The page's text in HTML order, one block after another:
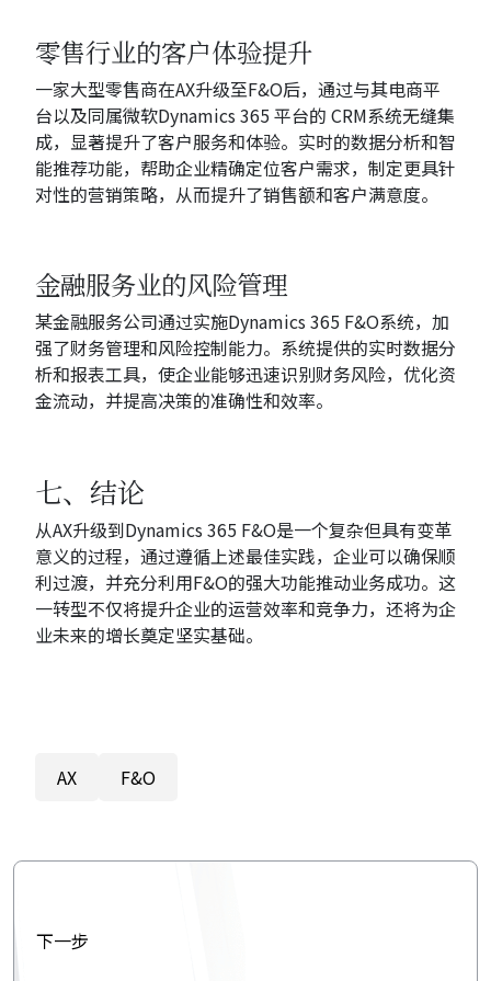
零售行业的客户体验提升
一家大型零售商在AX升级至F&O后，通过与其电商平
台以及同属微软Dynamics 365 平台的 CRM系统无缝集
成，显著提升了客户服务和体验。实时的数据分析和智
能推荐功能，帮助企业精确定位客户需求，制定更具针
对性的营销策略，从而提升了销售额和客户满意度。
金融服务业的风险管理
某金融服务公司通过实施Dynamics 365 F&O系统，加
强了财务管理和风险控制能力。系统提供的实时数据分
析和报表工具，使企业能够迅速识别财务风险，优化资
金流动，并提高决策的准确性和效率。
七、结论
从AX升级到Dynamics 365 F&O是一个复杂但具有变革
意义的过程，通过遵循上述最佳实践，企业可以确保顺
利过渡，并充分利用F&O的强大功能推动业务成功。这
一转型不仅将提升企业的运营效率和竞争力，还将为企
业未来的增长奠定坚实基础。
AX F&O
下一步